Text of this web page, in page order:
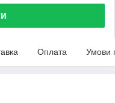
Оплата Умови